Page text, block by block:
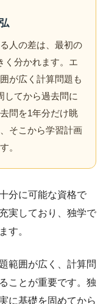
人の差は、最初の
く分かれます。エ
が広く計算問題も
してから過去問に
問を1年分だけ眺
そこから学習計画
。
分に可能な資格で
実しており、独学で
す。
範囲が広く、計算問
ことが重要です。独
に基礎を固めてから